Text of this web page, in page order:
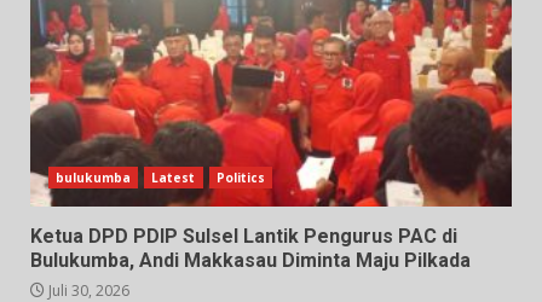
bulukumba Latest Politics
Ketua DPD PDIP Sulsel Lantik Pengurus PAC di
Bulukumba, Andi Makkasau Diminta Maju Pilkada
Juli 30, 2026